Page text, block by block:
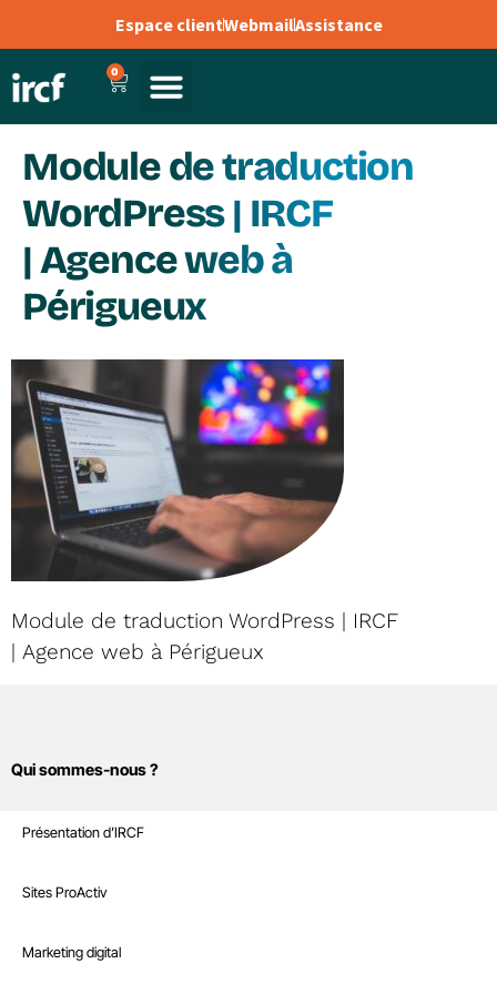
Espace clientWebmailAssistance
0
Module de traduction
WordPress | IRCF
| Agence web à
Périgueux
Module de traduction WordPress | IRCF
| Agence web à Périgueux
Qui sommes-nous ?
Présentation d’IRCF
Recrutement
Sites Internet
Sites ProActiv
Marketing digital
Marketing digital
Infrastructure